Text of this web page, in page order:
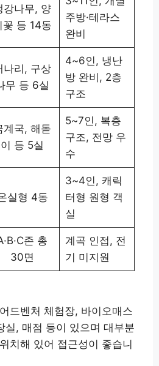
강나무, 양
꽃 등 14동
주방·테라스
완비
나리, 구상
무 등 6실
4~6인, 냉난
방 완비, 2층
구조
계국, 해돋
이 등 5실
5~7인, 복층
구조, 전망 우
수
실형 4동
3~4인, 캐릭
터형 원형 객
실
존 총
30면
계곡 인접, 전
기 미지원
드벤처 체험장, 바이오매스
실, 매점 등이 있으며 대부분
치해 있어 접근성이 좋습니